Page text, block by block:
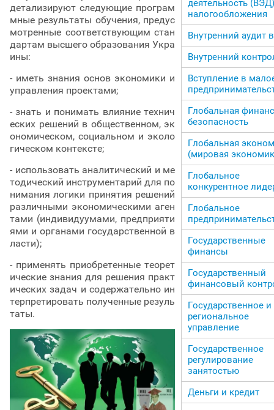
детализируют следующие програм
мные результаты обучения, предус
мотренные соответствующим стан
дартам высшего образования Укра
ины:
- иметь знания основ экономики и
управления проектами;
- знать и понимать влияние технич
еских решений в общественном, эк
ономическом, социальном и эколо
гическом контексте;
- использовать аналитический и ме
тодический инструментарий для по
нимания логики принятия решений
различными экономическими аген
тами (индивидуумами, предприяти
ями и органами государственной в
ласти);
- применять приобретенные теорет
ические знания для решения практ
ических задач и содержательно ин
терпретировать полученные резуль
таты.
деятельность
налогообложения
Внутренний аудит
Внутренний
Вступление в
Глобальная
безопасность
Глобальная
(мировая
Глобальное
конкурентное
Глобальное
Государственные
финансы
Государственный
финансовый
Государственное и
региональное
управление
Государственное
регулирование
занятостью
Деньги и кредит